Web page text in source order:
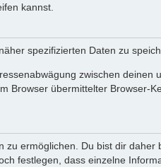
kannst.
spezifizierten Daten zu
zwischen
Browser übermittelter
ermöglichen. Du bist dir
festlegen, dass einzelne